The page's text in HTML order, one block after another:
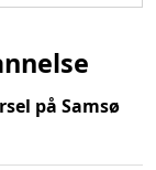
på Samsø